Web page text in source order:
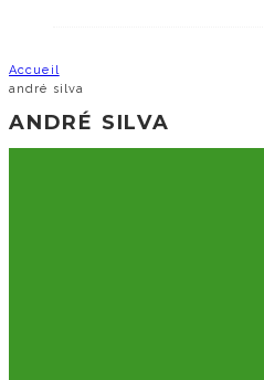
Accueil
andré silva
ANDRÉ SILVA